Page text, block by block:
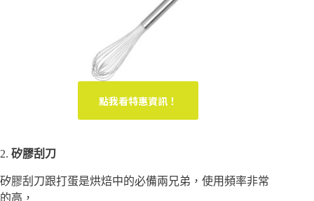
點我看特惠資訊！
2. 矽膠刮刀
矽膠刮刀跟打蛋是烘焙中的必備兩兄弟，使用頻率非常
的高，